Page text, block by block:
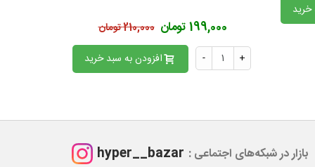
خرید
199,000 تومان 210,000 تومان
- + افزودن به سبد خرید
بازار در شبکه‌های اجتماعی : hyper__bazar